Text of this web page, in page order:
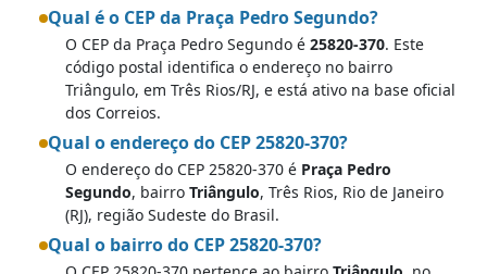
Qual é o CEP da Praça Pedro Segundo?
O CEP da Praça Pedro Segundo é 25820-370. Este
código postal identifica o endereço no bairro
Triângulo, em Três Rios/RJ, e está ativo na base oficial
dos Correios.
Qual o endereço do CEP 25820-370?
O endereço do CEP 25820-370 é Praça Pedro
Segundo, bairro Triângulo, Três Rios, Rio de Janeiro
(RJ), região Sudeste do Brasil.
Qual o bairro do CEP 25820-370?